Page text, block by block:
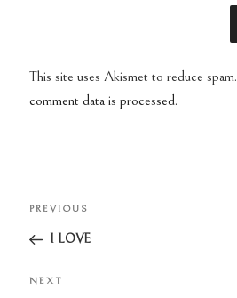
This site uses Akismet to reduce spam.
comment data is processed.
Previous
Post
PREVIOUS
I LOVE
Next
NEXT